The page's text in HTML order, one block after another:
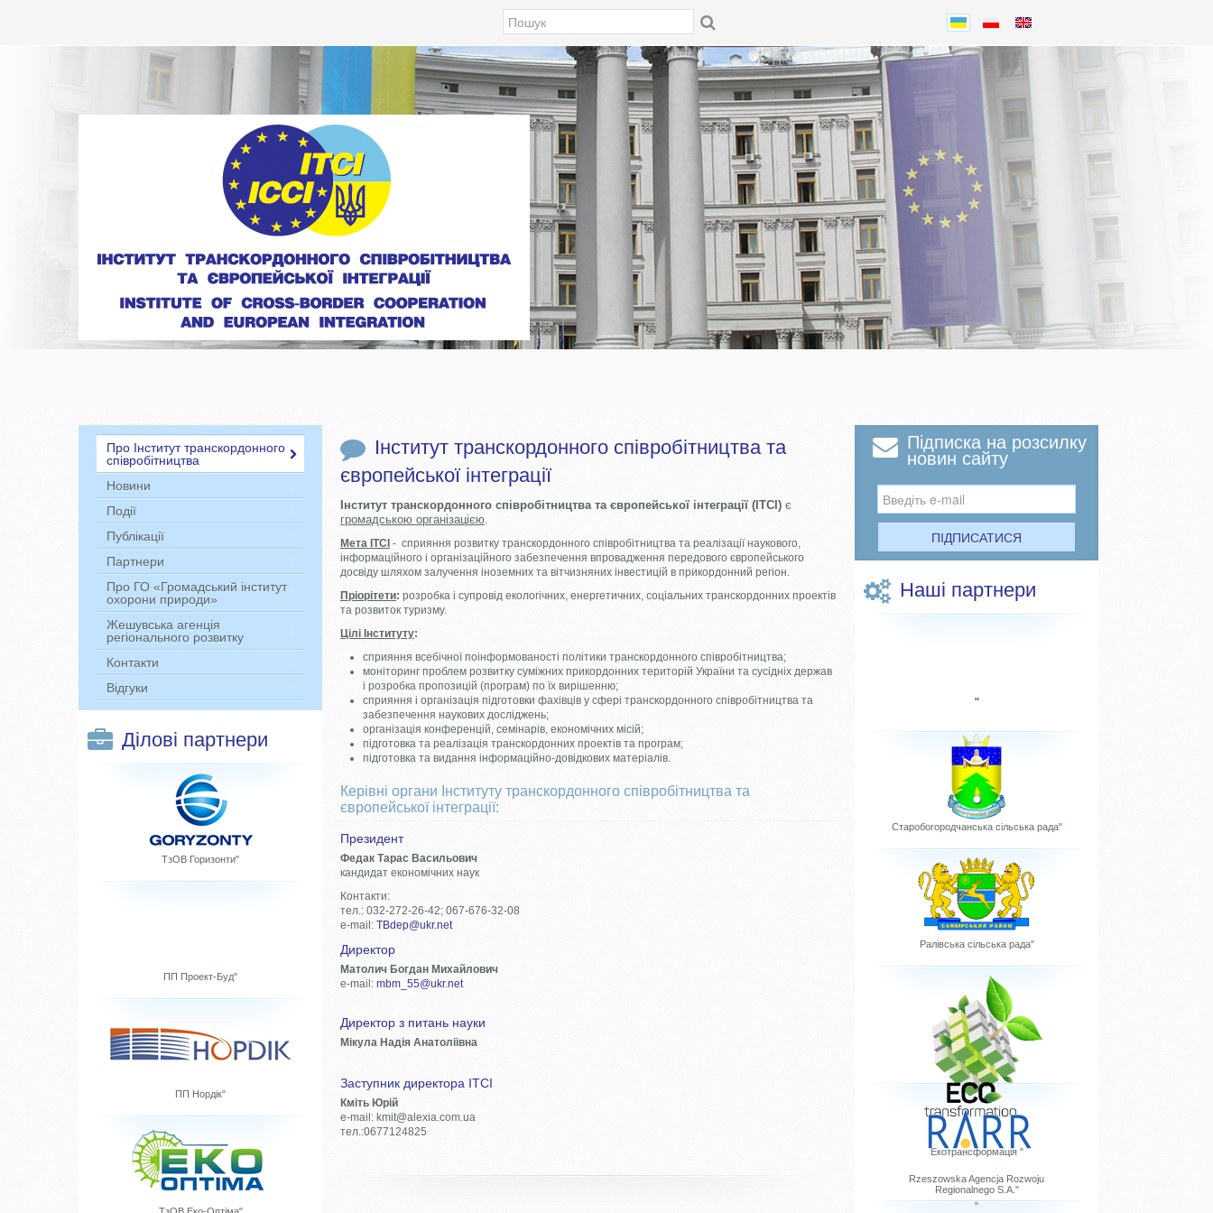
Про Інститут транскордонного
співробітництва
Новини
Події
Публікації
Партнери
Про ГО «Громадський інститут
охорони природи»
Жешувська агенція
регіонального розвитку
Контакти
Відгуки
Ділові партнери
ТзОВ Горизонти"
ПП Проект-Буд"
ПП Нордік"
Інститут транскордонного співробітництва та
європейської інтеграції
Інститут транскордонного співробітництва та європейської інтеграції (ІТСІ) є
громадською організацією
Мета ІТСІ - сприяння розвитку транскордонного співробітництва та реалізації наукового,
інформаційного і організаційного забезпечення впровадження передового європейського
досвіду шляхом залучення іноземних та вітчизняних інвестицій в прикордонний регіон.
Пріорітети: розробка і супровід екологічних, енергетичних, соціальних транскордонних проектів
та розвиток туризму.
Цілі Інституту:
сприяння всебічної поінформованості політики транскордонного співробітництва;
моніторинг проблем розвитку суміжних прикордонних територій України та сусідніх держав
і розробка пропозицій (програм) по їх вирішенню;
сприяння і організація підготовки фахівців у сфері транскордонного співробітництва та
забезпечення наукових досліджень;
організація конференцій, семінарів, економічних місій;
підготовка та реалізація транскордонних проектів та програм;
підготовка та видання інформаційно-довідкових матеріалів.
Керівні органи Інституту транскордонного співробітництва та
європейської інтеграції:
Президент
Федак Тарас Васильович
кандидат економічних наук
Контакти:
тел.: 032-272-26-42; 067-676-32-08
e-mail: TBdep@ukr.net
Директор
Матолич Богдан Михайлович
e-mail: mbm_55@ukr.net
Директор з питань науки
Мікула Надія Анатоліівна
Заступник директора ІТСІ
Кміть Юрій
e-mail: kmit@alexia.com.ua
тел.:0677124825
Підписка на розсилку
новин сайту
ПІДПИСАТИСЯ
Наші партнери
"
Старобогородчанська сільська рада"
Ралівська сільська рада"
Екотрансформація "
Rzeszowska Agencja Rozwoju
Regionalnego S.A."
"